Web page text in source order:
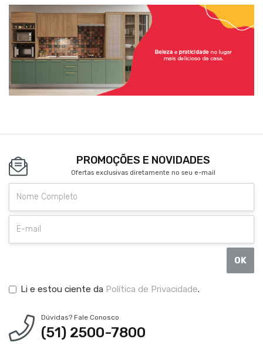
PROMOÇÕES E NOVIDADES
Ofertas exclusivas diretamente no seu e-mail
OK
Li e estou ciente da Política de Privacidade.
Dúvidas? Fale Conosco
(51) 2500-7800